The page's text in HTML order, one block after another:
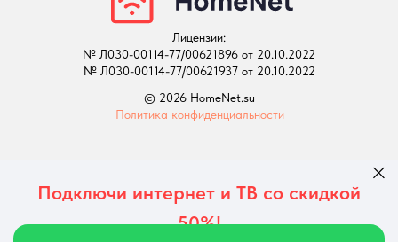
Лицензии:
№ Л030-00114-77/00621896 от 20.10.2022
№ Л030-00114-77/00621937 от 20.10.2022
© 2026 HomeNet.su
Политика конфиденциальности
Подключи интернет и ТВ со скидкой
50%!